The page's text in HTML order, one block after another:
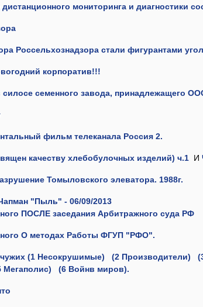
мониторинга и диагностики
Россельхознадзора стали фигурантами
корпоратив!!!
семенного завода, принадлежащего
фильм телеканала Россия 2.
качеству хлебобулочных изделий) ч.1 И
Томыловского элеватора. 1988г.
"Пыль" - 06/09/2013
ПОСЛЕ заседания Арбитражного суда РФ
О методах Работы ФГУП "РФО".
(1 Несокрушимые) (2 Производители)
Мегаполис) (6 Войнв миров).